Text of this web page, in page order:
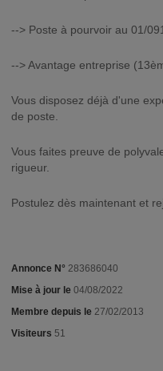
--> Poste à pourvoir au 01/
--> Avantage entreprise
Vous disposez déjà d'une
de poste.
Vous faites preuve de
rigueur.
Postulez dès maintenant et
Annonce N° 283686040
Mise à jour le 04/08/2022
Membre depuis le 27/02/2013
Visiteurs 51